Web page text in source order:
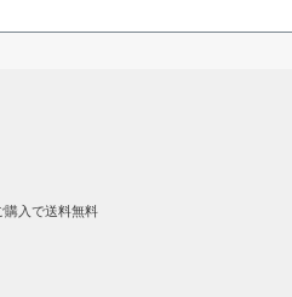
購入で送料無料